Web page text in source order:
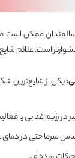
سالمندان ممکن است
است. علائم
:یکی از شایع‌ترین
در رژیم غذایی یا
سرما حتی در دمای